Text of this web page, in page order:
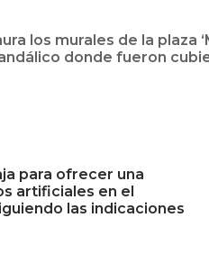
los murales de la plaza
donde fueron
para ofrecer una
artificiales en el
las indicaciones